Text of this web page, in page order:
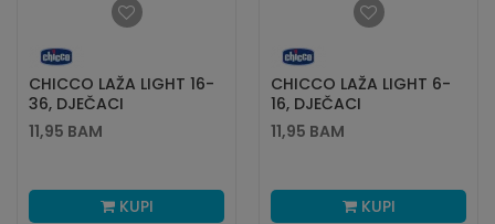
CHICCO LAŽA LIGHT 16-
36, DJEČACI
11,95 BAM
KUPI
CHICCO LAŽA LIGHT 6-
16, DJEČACI
11,95 BAM
KUPI